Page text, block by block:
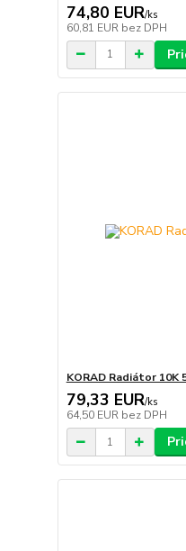
74,80 EUR/ks
60,81 EUR bez DPH
KORAD Radiátor 10K
79,33 EUR/ks
64,50 EUR bez DPH